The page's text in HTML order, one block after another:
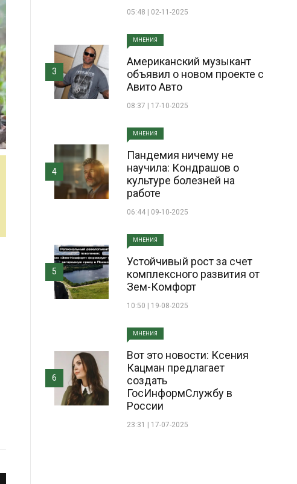
05:48 | 02-11-2025
МНЕНИЯ
Американский музыкант
объявил о новом проекте с
Авито Авто
08:37 | 17-10-2025
3
МНЕНИЯ
Пандемия ничему не
научила: Кондрашов о
культуре болезней на
работе
06:44 | 09-10-2025
4
МНЕНИЯ
Устойчивый рост за счет
комплексного развития от
Зем-Комфорт
10:50 | 19-08-2025
5
МНЕНИЯ
Вот это новости: Ксения
Кацман предлагает
создать
ГосИнформСлужбу в
России
23:31 | 17-07-2025
6